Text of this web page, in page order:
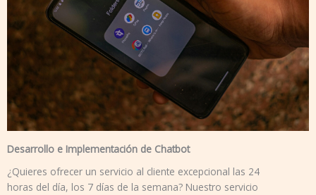
Desarrollo e Implementación de Chatbot
¿Quieres ofrecer un servicio al cliente excepcional las 24
horas del día, los 7 días de la semana? Nuestro servicio